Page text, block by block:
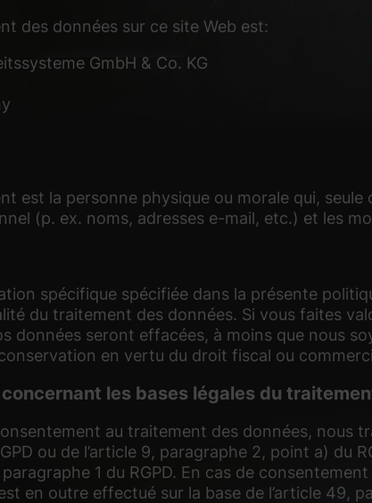
des données sur ce site Web est:
GmbH & Co. KG
est la personne physique ou morale qui,
(p. ex. noms, adresses e-mail, etc.) et les
spécifique spécifiée dans la présente
du traitement des données. Si vous faites
données seront effacées, à moins que nous
en vertu du droit fiscal ou
les bases légales du
au traitement des données, nous
ou de l’article 9, paragraphe 2, point a)
1 du RGPD. En cas de
en outre effectué sur la base de l’article 49,